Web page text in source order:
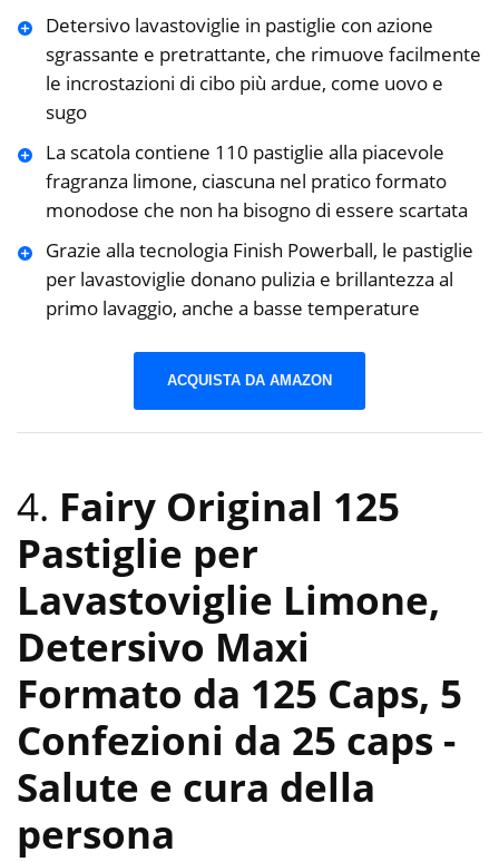
Detersivo lavastoviglie in pastiglie con azione
sgrassante e pretrattante, che rimuove facilmente
le incrostazioni di cibo più ardue, come uovo e
sugo
La scatola contiene 110 pastiglie alla piacevole
fragranza limone, ciascuna nel pratico formato
monodose che non ha bisogno di essere scartata
Grazie alla tecnologia Finish Powerball, le pastiglie
per lavastoviglie donano pulizia e brillantezza al
primo lavaggio, anche a basse temperature
ACQUISTA DA AMAZON
4. Fairy Original 125
Pastiglie per
Lavastoviglie Limone,
Detersivo Maxi
Formato da 125 Caps, 5
Confezioni da 25 caps -
Salute e cura della
persona